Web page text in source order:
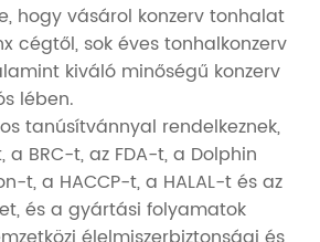
hogy vásárol konzerv tonhalat
cégtől, sok éves tonhalkonzerv
kiváló minőségű konzerv
lében.
tanúsítvánnyal rendelkeznek,
a BRC-t, az FDA-t, a Dolphin
t, a HACCP-t, a HALAL-t és az
és a gyártási folyamatok